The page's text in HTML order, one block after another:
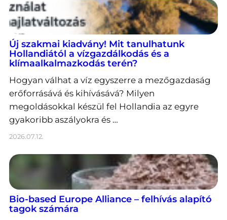
Új szakmai kiadvány! Mit tanulhatunk
Hollandiától a vízgazdálkodás és a
klímaalkalmazkodás terén?
Hogyan válhat a víz egyszerre a mezőgazdaság
erőforrásává és kihívásává? Milyen
megoldásokkal készül fel Hollandia az egyre
gyakoribb aszályokra és …
2026.07.12.
Bio-based Europe Alliance – felhívás alapító
tagok számára